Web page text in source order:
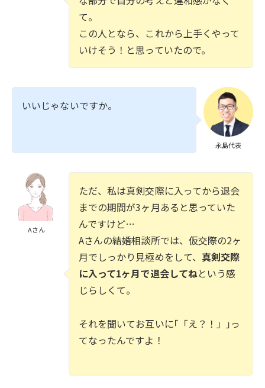
て。
この人となら、これから上手くやって
いけそう！と思っていたので。
永島代表
いいじゃないですか。
Aさん
ただ、私は真剣交際に入ってから退会
までの期間が3ヶ月あると思っていた
んですけど…
Aさんの結婚相談所では、仮交際の2ヶ
月でしっかり見極めをして、真剣交際
に入って1ヶ月で退会してねという感
じらしくて。
それを聞いてお互いに｢「え？！」｣っ
てなったんですよ！